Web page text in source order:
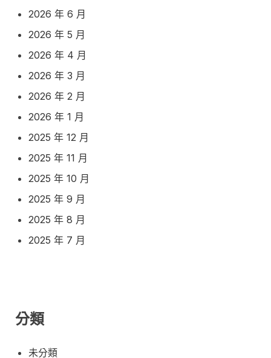
2026 年 6 月
2026 年 5 月
2026 年 4 月
2026 年 3 月
2026 年 2 月
2026 年 1 月
2025 年 12 月
2025 年 11 月
2025 年 10 月
2025 年 9 月
2025 年 8 月
2025 年 7 月
分類
未分類